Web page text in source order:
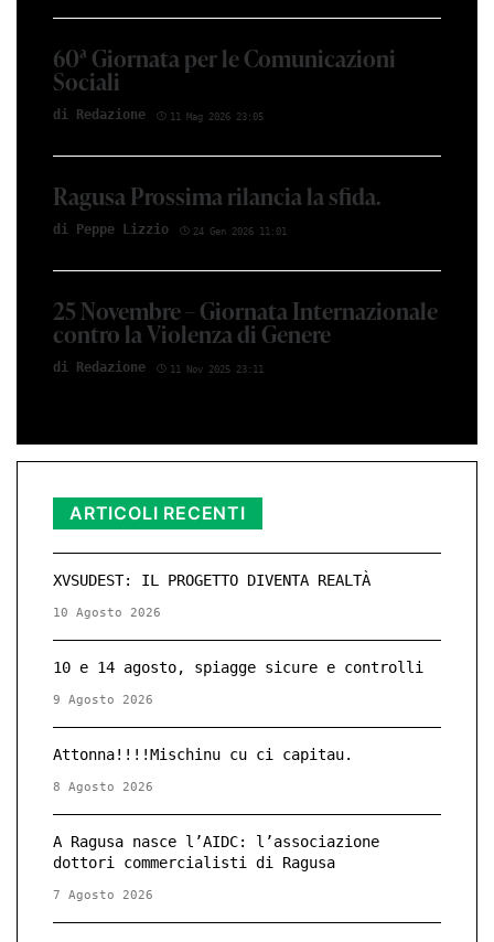
60ª Giornata per le Comunicazioni
Sociali
di Red­azio­ne 11 Mag 2026 23:05
Ragusa Prossima rilancia la sfida.
di Peppe Li­z­zio 24 Gen 2026 11:01
25 Novembre – Giornata Internazionale
contro la Violenza di Genere
di Red­azio­ne 11 Nov 2025 23:11
ARTICOLI RECENTI
XVSUDEST: IL PROGETTO DIVENTA REALTÀ
10 Agosto 2026
10 e 14 agosto, spiagge sicure e controlli
9 Agosto 2026
Attonna!!!!Mischinu cu ci capitau.
8 Agosto 2026
A Ragusa nasce l’AIDC: l’associazione
dottori commercialisti di Ragusa
7 Agosto 2026